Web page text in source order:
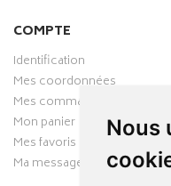
Nous
COMPTE
Identification
Mes coordonnées
Mes commandes
Mon panier
Mes favoris
Ma messagerie